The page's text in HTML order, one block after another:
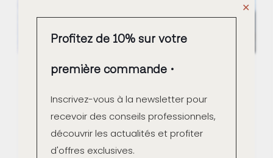
Read more
✕
Profitez de 10% sur votre
première commande
Inscrivez-vous à la newsletter pour
recevoir des conseils professionnels,
découvrir les actualités et profiter
d'offres exclusives.